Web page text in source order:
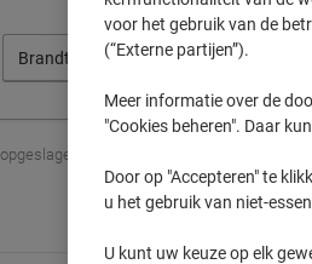
Brandt
printers en/of eerder gekochte
Brandt
voor het gebruik van de
(“Externe partijen”).
Meer informatie over de
"Cookies beheren". Daar
Door op "Accepteren" te
u het gebruik van niet-
U kunt uw keuze op elk